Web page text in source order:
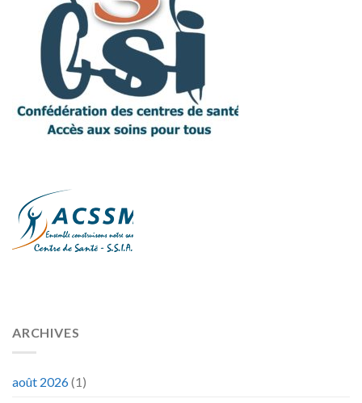
ARCHIVES
août 2026(1)